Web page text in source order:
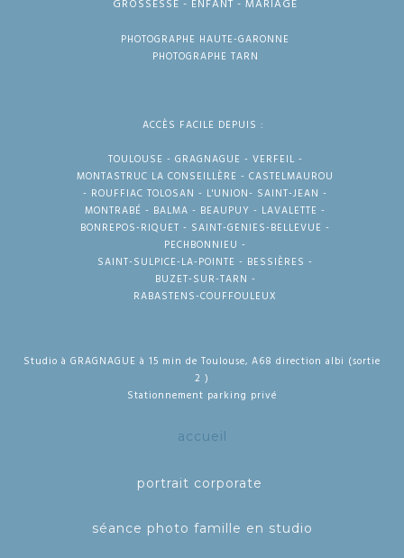
GROSSESSE - ENFANT - MARIAGE
PHOTOGRAPHE HAUTE-GARONNE
PHOTOGRAPHE TARN
ACCÈS FACILE DEPUIS :
TOULOUSE - GRAGNAGUE - VERFEIL -
MONTASTRUC LA CONSEILLÈRE - CASTELMAUROU
- ROUFFIAC TOLOSAN - L'UNION- SAINT-JEAN -
MONTRABÉ - BALMA - BEAUPUY - LAVALETTE -
BONREPOS-RIQUET - SAINT-GENIES-BELLEVUE -
PECHBONNIEU -
SAINT-SULPICE-LA-POINTE - BESSIÈRES -
BUZET-SUR-TARN -
RABASTENS-COUFFOULEUX
Studio à GRAGNAGUE à 15 min de Toulouse, A68 direction albi (sortie
2 )
Stationnement parking privé
accueil
portrait corporate
séance photo famille en studio